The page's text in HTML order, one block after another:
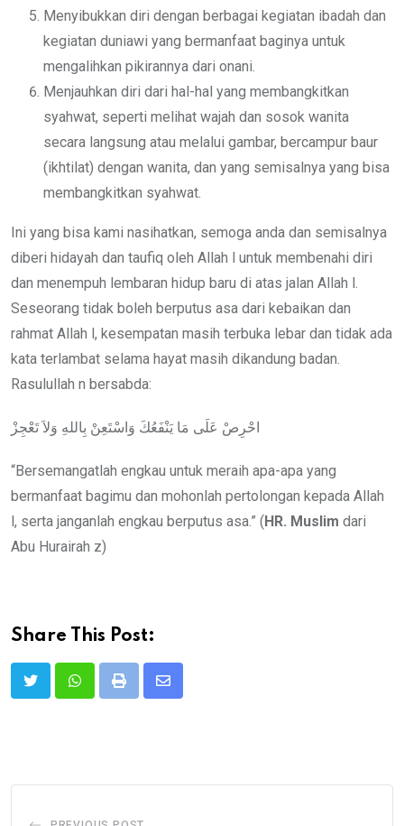
Menyibukkan diri dengan berbagai kegiatan ibadah dan
kegiatan duniawi yang bermanfaat baginya untuk
mengalihkan pikirannya dari onani.
Menjauhkan diri dari hal-hal yang membangkitkan
syahwat, seperti melihat wajah dan sosok wanita
secara langsung atau melalui gambar, bercampur baur
(ikhtilat) dengan wanita, dan yang semisalnya yang bisa
membangkitkan syahwat.
Ini yang bisa kami nasihatkan, semoga anda dan semisalnya
diberi hidayah dan taufiq oleh Allah l untuk membenahi diri
dan menempuh lembaran hidup baru di atas jalan Allah l.
Seseorang tidak boleh berputus asa dari kebaikan dan
rahmat Allah l, kesempatan masih terbuka lebar dan tidak ada
kata terlambat selama hayat masih dikandung badan.
Rasulullah n bersabda:
احْرِصْ عَلَى مَا يَنْفَعُكَ وَاسْتَعِنْ بِاللهِ وَلاَ تَعْجِزْ
“Bersemangatlah engkau untuk meraih apa-apa yang
bermanfaat bagimu dan mohonlah pertolongan kepada Allah
l, serta janganlah engkau berputus asa.” (HR. Muslim dari
Abu Hurairah z)
Share This Post:
Print
Share